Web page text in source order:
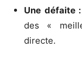
Une défaite :
des «
directe.